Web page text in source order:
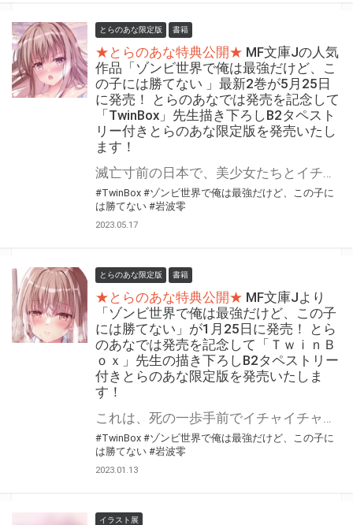
とらのあな限定版 書籍
★とらのあな特典公開★ MF文庫Jの人気
作品「ゾンビ世界で俺は最強だけど、こ
の子には勝てない 」最新2巻が5月25日
に発売！ とらのあなでは発売を記念して
「TwinBox」先生描き下ろしB2タペスト
リー付きとらのあな限定版を発売いたし
ます！
#TwinBox #ゾンビ世界で俺は最強だけど、この子に
は勝てない #岩波零
2023.05.17
とらのあな限定版 書籍
★とらのあな特典公開★ MF文庫Jより
「ゾンビ世界で俺は最強だけど、この子
には勝てない」が1月25日に発売！ とら
のあなでは発売を記念して「ＴｗｉｎＢ
ｏｘ」先生の描き下ろしB2タペストリー
付きとらのあな限定版を発売いたしま
す！
#TwinBox #ゾンビ世界で俺は最強だけど、この子に
は勝てない #岩波零
2023.01.13
イラスト展